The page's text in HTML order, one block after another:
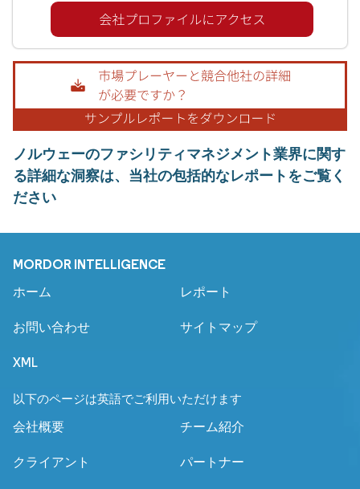
ノルウェーのファシリティマネジメント業界に関す
る詳細な洞察は、当社の包括的なレポートをご覧く
ださい
MORDOR INTELLIGENCE
ホーム レポート
お問い合わせ サイトマップ
XML
以下のページは英語でご利用いただけます
会社概要 チーム紹介
クライアント パートナー